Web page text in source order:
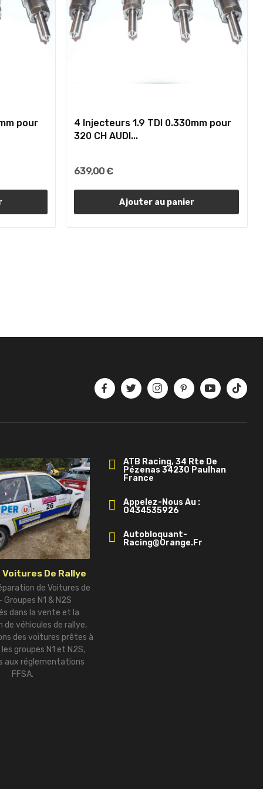
pour
4 Injecteurs 1.9 TDI 0.330mm pour
320 CH AUDI...
639,00 €
Ajouter au panier
Voitures De Rallye
de Voitures de
Groupes N1 & N2S
dans la vente et la
de véhicules de rallye,
des voitures prêtes à
groupes N1 et N2S,
aux réglementations
FFSA.
ATB Racing, 34 Rte De
Pézenas 34230 Paulhan
France
Appelez-Nous Au :
0434535926
Autobloquant-
Racing@orange.fr